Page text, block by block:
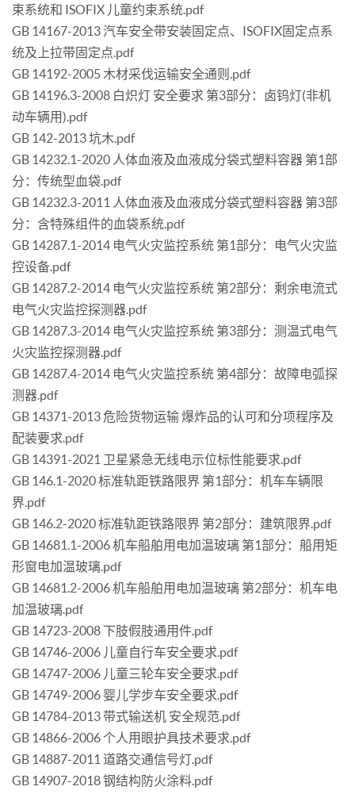
束系统和 ISOFIX 儿童约束系统.pdf
GB 14167-2013 汽车安全带安装固定点、ISOFIX固定点系
统及上拉带固定点.pdf
GB 14192-2005 木材采伐运输安全通则.pdf
GB 14196.3-2008 白炽灯 安全要求 第3部分：卤钨灯(非机
动车辆用).pdf
GB 142-2013 坑木.pdf
GB 14232.1-2020 人体血液及血液成分袋式塑料容器 第1部
分：传统型血袋.pdf
GB 14232.3-2011 人体血液及血液成分袋式塑料容器 第3部
分：含特殊组件的血袋系统.pdf
GB 14287.1-2014 电气火灾监控系统 第1部分：电气火灾监
控设备.pdf
GB 14287.2-2014 电气火灾监控系统 第2部分：剩余电流式
电气火灾监控探测器.pdf
GB 14287.3-2014 电气火灾监控系统 第3部分：测温式电气
火灾监控探测器.pdf
GB 14287.4-2014 电气火灾监控系统 第4部分：故障电弧探
测器.pdf
GB 14371-2013 危险货物运输 爆炸品的认可和分项程序及
配装要求.pdf
GB 14391-2021 卫星紧急无线电示位标性能要求.pdf
GB 146.1-2020 标准轨距铁路限界 第1部分：机车车辆限
界.pdf
GB 146.2-2020 标准轨距铁路限界 第2部分：建筑限界.pdf
GB 14681.1-2006 机车船舶用电加温玻璃 第1部分：船用矩
形窗电加温玻璃.pdf
GB 14681.2-2006 机车船舶用电加温玻璃 第2部分：机车电
加温玻璃.pdf
GB 14723-2008 下肢假肢通用件.pdf
GB 14746-2006 儿童自行车安全要求.pdf
GB 14747-2006 儿童三轮车安全要求.pdf
GB 14749-2006 婴儿学步车安全要求.pdf
GB 14784-2013 带式输送机 安全规范.pdf
GB 14866-2006 个人用眼护具技术要求.pdf
GB 14887-2011 道路交通信号灯.pdf
GB 14907-2018 钢结构防火涂料.pdf